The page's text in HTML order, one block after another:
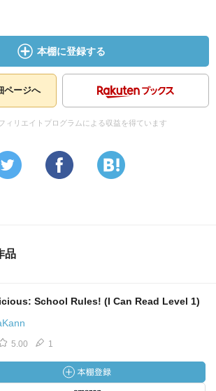
本棚に登録する
ページへ
ィリエイトプログラムによる収益を得ています
品
School Rules! (I Can Read Level 1)
5.00 1